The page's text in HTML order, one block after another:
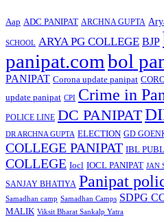
Aap ADC PANIPAT ARCHNA GUPTA
SCHOOL ARYA PG COLLEGE BJP
panipat.combol
PANIPAT Corona update panipat
update panipat CPI Crime in
POLICE LINE DC PANIPAT
DR ARCHNA GUPTA ELECTION GD
COLLEGE PANIPAT IBL
COLLEGE Iocl IOCL PANIPAT JAN
SANJAY BHATIYA Panipat
Samadhan camp Samadhan Camps SDPG
MALIK Viksit Bharat Sankalp Yatra